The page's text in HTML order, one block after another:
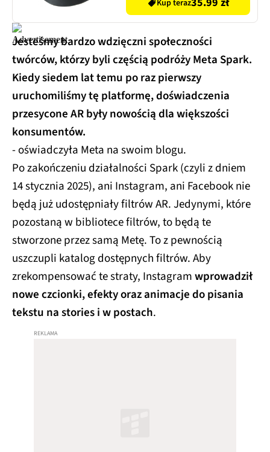
Kup teraz
Jesteśmy bardzo wdzięczni społeczności
twórców, którzy byli częścią podróży Meta Spark.
Kiedy siedem lat temu po raz pierwszy
uruchomiliśmy tę platformę, doświadczenia
przesycone AR były nowością dla większości
konsumentów.
- oświadczyła Meta na swoim blogu.
Po zakończeniu działalności Spark (czyli z dniem
14 stycznia 2025), ani Instagram, ani Facebook nie
będą już udostępniały filtrów AR. Jedynymi, które
pozostaną w bibliotece filtrów, to będą te
stworzone przez samą Metę. To z pewnością
uszczupli katalog dostępnych filtrów. Aby
zrekompensować te straty, Instagramwprowadził
nowe czcionki, efekty oraz animacje do pisania
tekstu na stories i w postach.